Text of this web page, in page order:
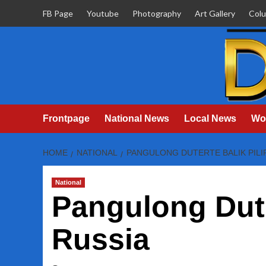
FB Page Youtube Photography Art Gallery
Frontpage National News Local News
HOME NATIONAL PANGULONG DUTERTE BALIK
National
Pangulong
Russia